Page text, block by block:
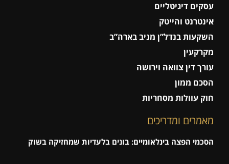
עסקים דיגיטליים
אינטרנט והייטק
השקעות בנדל”ן מניב בארה”ב
מקרקעין
עורך דין צוואה וירושה
הסכם ממון
חוק עוולות מסחריות
מאמרים ומדריכים
הסכמי הפצה בינלאומיים: בונים בלעדיות שמחזיקה בשוק